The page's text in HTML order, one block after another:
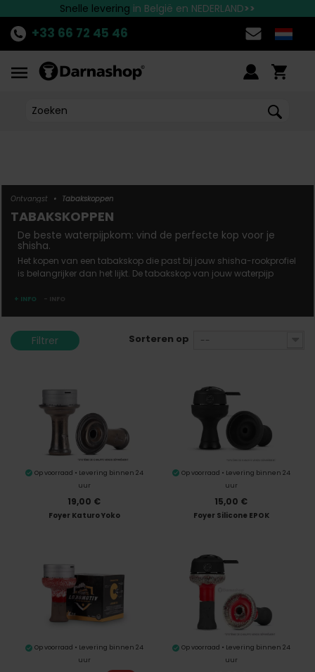
Doe mee metDE PROMOTIEvan de week!
Snelle levering in België en NEDERLAND>>
Neem contact met ons op voor alle vragen!
+33 66 72 45 46
Ontvangst • Tabakskoppen
TABAKSKOPPEN
de beste waterpijpkom: vind de perfecte kop voor je
shisha.
Het kopen van een tabakskop die past bij jouw shisha-rookprofiel
is belangrijker dan het lijkt. De tabakskop van jouw waterpijp
materiaal ervan invloed hebben op hoe je jouw shisha moet
+ INFO - INFO
Filtrer Sorteren op --
Op voorraad • Levering binnen 24
uur
19,00 €
Foyer Katuro Yoko
Op voorraad • Levering binnen 24
uur
15,00 €
Foyer Silicone EPOK
Op voorraad • Levering binnen 24
uur
Op voorraad • Levering binnen 24
uur